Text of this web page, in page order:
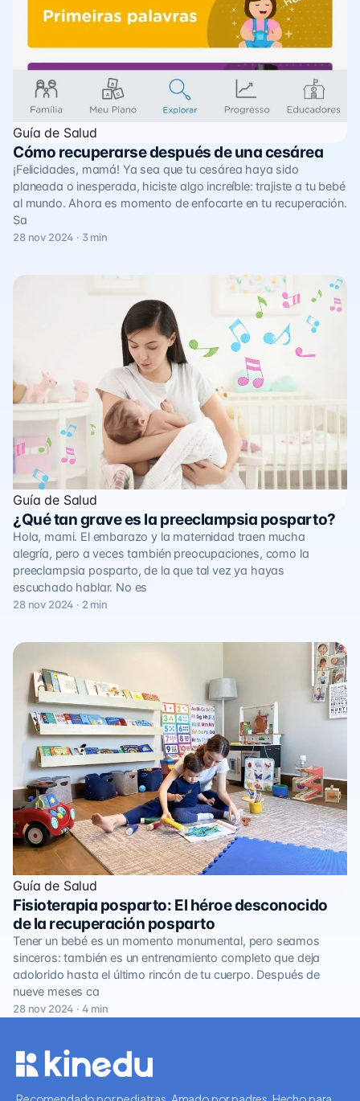
Guía de Salud
Cómo recuperarse después de una cesárea
¡Felicidades, mamá! Ya sea que tu cesárea haya sido
planeada o inesperada, hiciste algo increíble: trajiste a tu bebé
al mundo. Ahora es momento de enfocarte en tu recuperación.
Sa
28 nov 2024 · 3 min
Guía de Salud
¿Qué tan grave es la preeclampsia posparto?
Hola, mami. El embarazo y la maternidad traen mucha
alegría, pero a veces también preocupaciones, como la
preeclampsia posparto, de la que tal vez ya hayas
escuchado hablar. No es
28 nov 2024 · 2 min
Guía de Salud
Fisioterapia posparto: El héroe desconocido
de la recuperación posparto
Tener un bebé es un momento monumental, pero seamos
sinceros: también es un entrenamiento completo que deja
adolorido hasta el último rincón de tu cuerpo. Después de
nueve meses ca
28 nov 2024 · 4 min